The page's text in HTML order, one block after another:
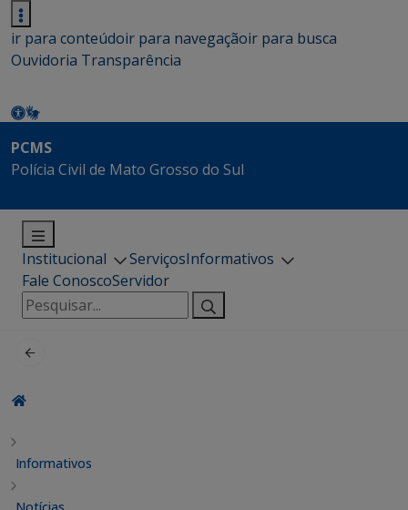
ir para conteúdoir para navegaçãoir para busca
Ouvidoria Transparência
PCMS
Polícia Civil de Mato Grosso do Sul
Institucional ServiçosInformativos
Fale ConoscoServidor
Pesquisar
por:
Informativos